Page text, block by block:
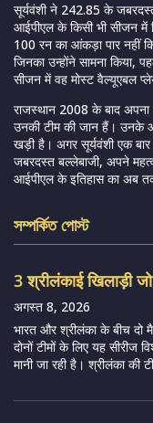
सूर्यवंशी ने 242.85 के
आईपीएल के किसी भी सीजन में
100 रन का आंकड़ा पार नहीं
जिनका उन्होंने सामना
सीजन में वह मोस्ट वैल्यूएबल
राजस्थान 2008 के बाद
उनकी टीम की जान हैं। उनके
खड़ी है। अगर सूर्यवंशी एक
जबरदस्त बल्लेबाजी, अपने
आईपीएल के इतिहास का अब
সম্পর্কিত পোস্ট
3 श्रीलंकाई खिलाड़ी
अगस्त 8, 2026
भारत और श्रीलंका के बीच दो
दोनों टीमों के लिए यह
मानी जा रही है। श्रीलंका की